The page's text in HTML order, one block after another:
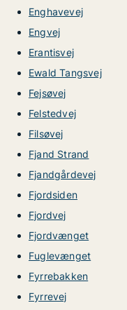
Enghavevej
Engvej
Erantisvej
Ewald Tangsvej
Fejsøvej
Felstedvej
Filsøvej
Fjand Strand
Fjandgårdevej
Fjordsiden
Fjordvej
Fjordvænget
Fuglevænget
Fyrrebakken
Fyrrevej